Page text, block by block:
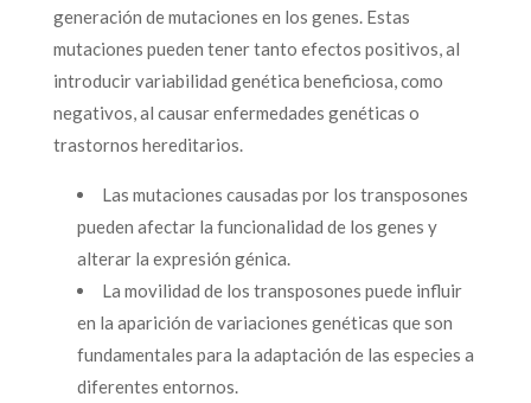
generación de mutaciones en los genes. Estas
mutaciones pueden tener tanto efectos positivos, al
introducir variabilidad genética beneficiosa, como
negativos, al causar enfermedades genéticas o
trastornos hereditarios.
Las mutaciones causadas por los transposones
pueden afectar la funcionalidad de los genes y
alterar la expresión génica.
La movilidad de los transposones puede influir
en la aparición de variaciones genéticas que son
fundamentales para la adaptación de las especies a
diferentes entornos.